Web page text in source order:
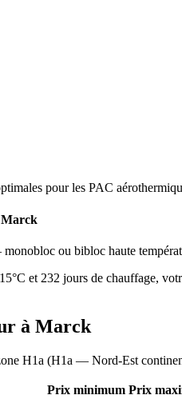
pour les PAC
Marck
monobloc ou bibloc haute
et 232 jours de chauffage,
à Marck
H1a (H1a — Nord-Est
Prix minimum Prix